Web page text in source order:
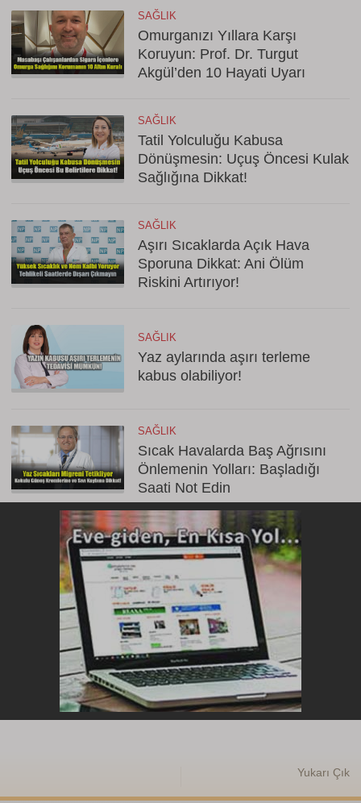
SAĞLIK
Omurganızı Yıllara Karşı
Koruyun: Prof. Dr. Turgut
Akgül’den 10 Hayati Uyarı
SAĞLIK
Tatil Yolculuğu Kabusa
Dönüşmesin: Uçuş Öncesi Kulak
Sağlığına Dikkat!
SAĞLIK
Aşırı Sıcaklarda Açık Hava
Sporuna Dikkat: Ani Ölüm
Riskini Artırıyor!
SAĞLIK
Yaz aylarında aşırı terleme
kabus olabiliyor!
SAĞLIK
Sıcak Havalarda Baş Ağrısını
Önlemenin Yolları: Başladığı
Saati Not Edin
Yukarı Çık